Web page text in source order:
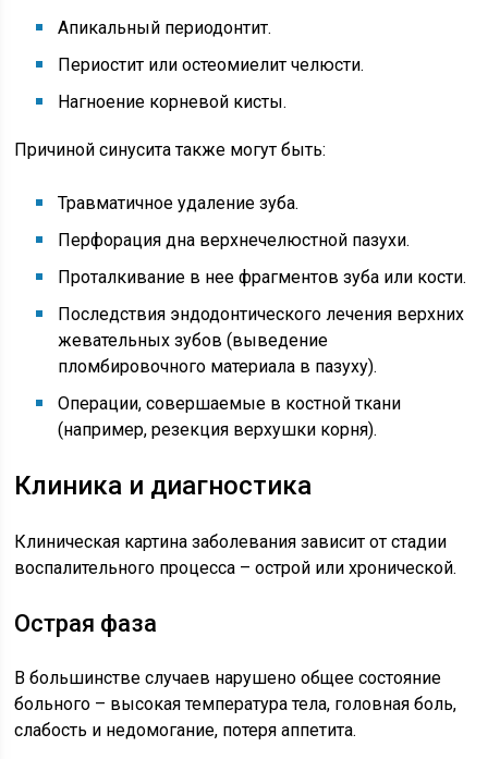
Апикальный периодонтит.
Периостит или остеомиелит челюсти.
Нагноение корневой кисты.
Причиной синусита также могут быть:
Травматичное удаление зуба.
Перфорация дна верхнечелюстной пазухи.
Проталкивание в нее фрагментов зуба или кости.
Последствия эндодонтического лечения верхних
жевательных зубов (выведение
пломбировочного материала в пазуху).
Операции, совершаемые в костной ткани
(например, резекция верхушки корня).
Клиника и диагностика
Клиническая картина заболевания зависит от стадии
воспалительного процесса – острой или хронической.
Острая фаза
В большинстве случаев нарушено общее состояние
больного – высокая температура тела, головная боль,
слабость и недомогание, потеря аппетита.